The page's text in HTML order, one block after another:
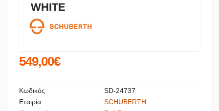
WHITE
549,00€
Κωδικός
SD-24737
Εταιρία
SCHUBERTH